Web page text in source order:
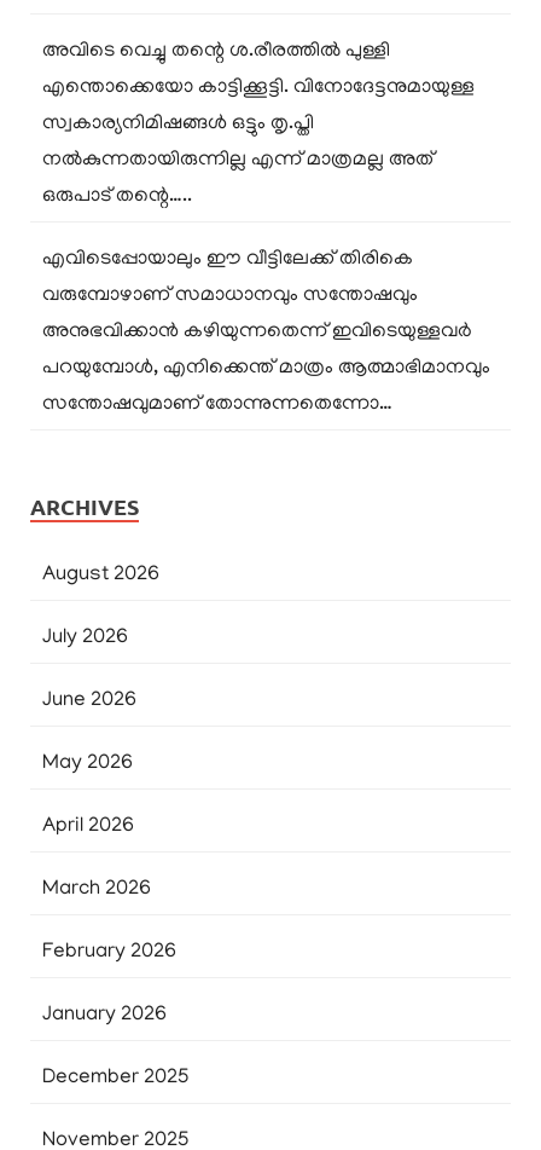
അവിടെ വെച്ചു തന്റെ ശ.രീരത്തിൽ പുള്ളി
എന്തൊക്കെയോ കാട്ടിക്കൂട്ടി. വിനോദേട്ടനുമായുള്ള
സ്വകാര്യനിമിഷങ്ങൾ ഒട്ടും തൃ.പ്തി
നൽകുന്നതായിരുന്നില്ല എന്ന് മാത്രമല്ല അത്
ഒരുപാട് തന്റെ…..
എവിടെപ്പോയാലും ഈ വീട്ടിലേക്ക് തിരികെ
വരുമ്പോഴാണ് സമാധാനവും സന്തോഷവും
അനുഭവിക്കാൻ കഴിയുന്നതെന്ന് ഇവിടെയുള്ളവർ
പറയുമ്പോൾ, എനിക്കെന്ത് മാത്രം ആത്മാഭിമാനവും
സന്തോഷവുമാണ് തോന്നുന്നതെന്നോ…
ARCHIVES
August 2026
July 2026
June 2026
May 2026
April 2026
March 2026
February 2026
January 2026
December 2025
November 2025